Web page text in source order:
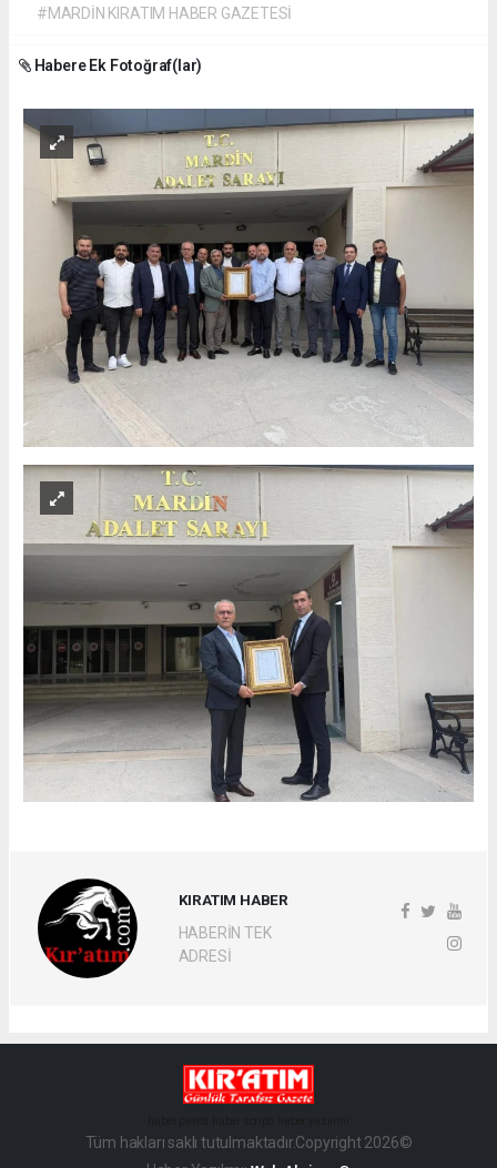
#MARDİN KIRATIM HABER GAZETESİ
Habere Ek Fotoğraf(lar)
KIRATIM HABER
HABERİN TEK
ADRESİ
Tüm hakları saklı tutulmaktadır.Copyright 2026©